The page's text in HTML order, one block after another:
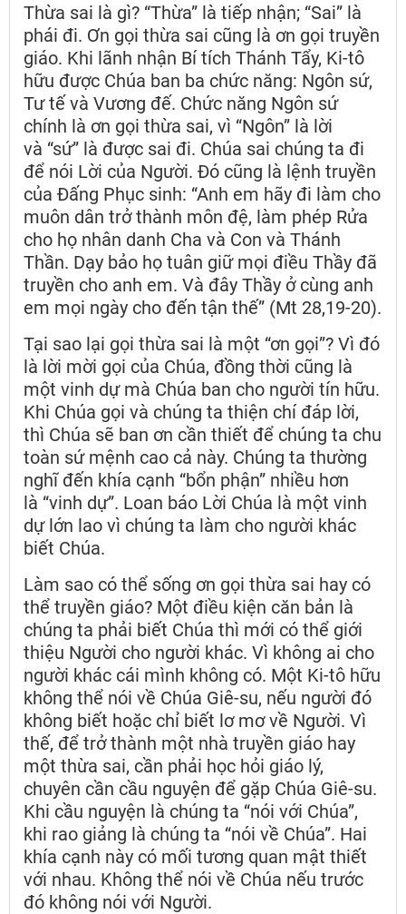
Thừa sai là gì? “Thừa” là tiếp nhận; “Sai” là
phái đi. Ơn gọi thừa sai cũng là ơn gọi truyền
giáo. Khi lãnh nhận Bí tích Thánh Tẩy, Ki-tô
hữu được Chúa ban ba chức năng: Ngôn sứ,
Tư tế và Vương đế. Chức năng Ngôn sứ
chính là ơn gọi thừa sai, vì “Ngôn” là lời
và “sứ” là được sai đi. Chúa sai chúng ta đi
để nói Lời của Người. Đó cũng là lệnh truyền
của Đấng Phục sinh: “Anh em hãy đi làm cho
muôn dân trở thành môn đệ, làm phép Rửa
cho họ nhân danh Cha và Con và Thánh
Thần. Dạy bảo họ tuân giữ mọi điều Thầy đã
truyền cho anh em. Và đây Thầy ở cùng anh
em mọi ngày cho đến tận thế” (Mt 28,19-20).
Tại sao lại gọi thừa sai là một “ơn gọi”? Vì đó
là lời mời gọi của Chúa, đồng thời cũng là
một vinh dự mà Chúa ban cho người tín hữu.
Khi Chúa gọi và chúng ta thiện chí đáp lời,
thì Chúa sẽ ban ơn cần thiết để chúng ta chu
toàn sứ mệnh cao cả này. Chúng ta thường
nghĩ đến khía cạnh “bổn phận” nhiều hơn
là “vinh dự”. Loan báo Lời Chúa là một vinh
dự lớn lao vì chúng ta làm cho người khác
biết Chúa.
Làm sao có thể sống ơn gọi thừa sai hay có
thể truyền giáo? Một điều kiện căn bản là
chúng ta phải biết Chúa thì mới có thể giới
thiệu Người cho người khác. Vì không ai cho
người khác cái mình không có. Một Ki-tô hữu
không thể nói về Chúa Giê-su, nếu người đó
không biết hoặc chỉ biết lơ mơ về Người. Vì
thế, để trở thành một nhà truyền giáo hay
một thừa sai, cần phải học hỏi giáo lý,
chuyên cần cầu nguyện để gặp Chúa Giê-su.
Khi cầu nguyện là chúng ta “nói với Chúa”,
khi rao giảng là chúng ta “nói về Chúa”. Hai
khía cạnh này có mối tương quan mật thiết
với nhau. Không thể nói về Chúa nếu trước
đó không nói với Người.